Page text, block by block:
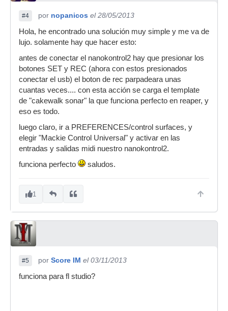
#4 por nopanicos el 28/05/2013
Hola, he encontrado una solución muy simple y me va de
lujo. solamente hay que hacer esto:
antes de conectar el nanokontrol2 hay que presionar los
botones SET y REC (ahora con estos presionados
conectar el usb) el boton de rec parpadeara unas
cuantas veces.... con esta acción se carga el template
de "cakewalk sonar" la que funciona perfecto en reaper, y
eso es todo.
luego claro, ir a PREFERENCES/control surfaces, y
elegir "Mackie Control Universal" y activar en las
entradas y salidas midi nuestro nanokontrol2.
funciona perfecto
saludos.
1
#5 por Score IM el 03/11/2013
funciona para fl studio?